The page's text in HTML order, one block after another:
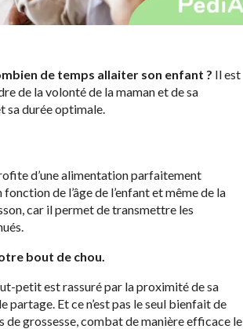
de temps allaiter son enfant ? Il est
de la volonté de la maman et de sa
sa durée optimale.
d’une alimentation parfaitement
de l’âge de l’enfant et même de la
car il permet de transmettre les
bout de chou.
petit est rassuré par la proximité de sa
Et ce n’est pas le seul bienfait de
de grossesse, combat de manière efficace le